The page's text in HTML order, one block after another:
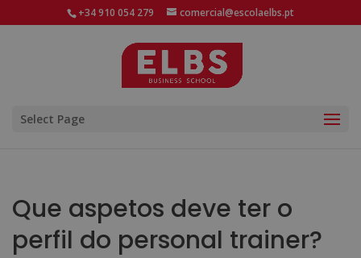
+34 910 054 279 comercial@escolaelbs.pt
Select Page
Que aspetos deve ter o
perfil do personal trainer?